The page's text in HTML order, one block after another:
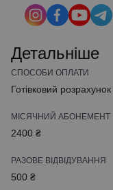
Детальніше
СПОСОБИ ОПЛАТИ
Готівковий розрахунок
МІСЯЧНИЙ АБОНЕМЕНТ
2400 ₴
РАЗОВЕ ВІДВІДУВАННЯ
500 ₴